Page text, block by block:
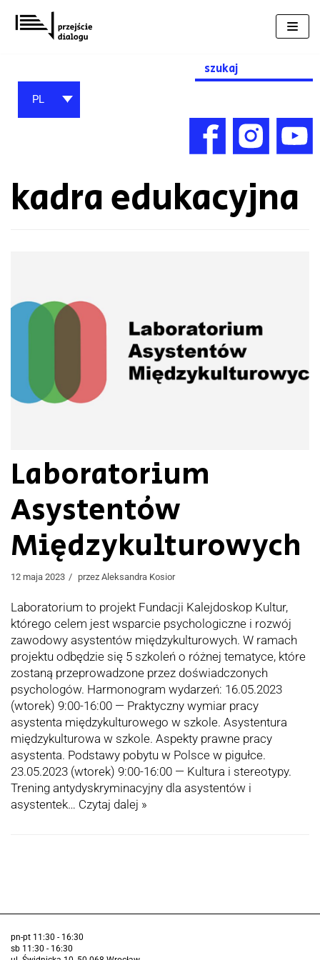
Przejdź
do
Search
for:
PL
kadra edukacyjna
Laboratorium
Asystentów
Międzykulturowych
12 maja 2023 przez Aleksandra Kosior
Laboratorium to projekt Fundacji Kalejdoskop Kultur,
którego celem jest wsparcie psychologiczne i rozwój
zawodowy asystentów międzykulturowych. W ramach
projektu odbędzie się 5 szkoleń o różnej tematyce, które
zostaną przeprowadzone przez doświadczonych
psychologów. Harmonogram wydarzeń: 16.05.2023
(wtorek) 9:00-16:00 — Praktyczny wymiar pracy
asystenta międzykulturowego w szkole. Asystentura
międzykulturowa w szkole. Aspekty prawne pracy
asystenta. Podstawy pobytu w Polsce w pigułce.
23.05.2023 (wtorek) 9:00-16:00 — Kultura i stereotypy.
Trening antydyskryminacyjny dla asystentów i
asystentek… Czytaj dalej »
pn-pt 11:30 - 16:30
sb 11:30 - 16:30